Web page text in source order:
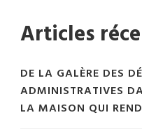
Articles
DE LA GALÈRE DES
ADMINISTRATIVES
LA MAISON QUI